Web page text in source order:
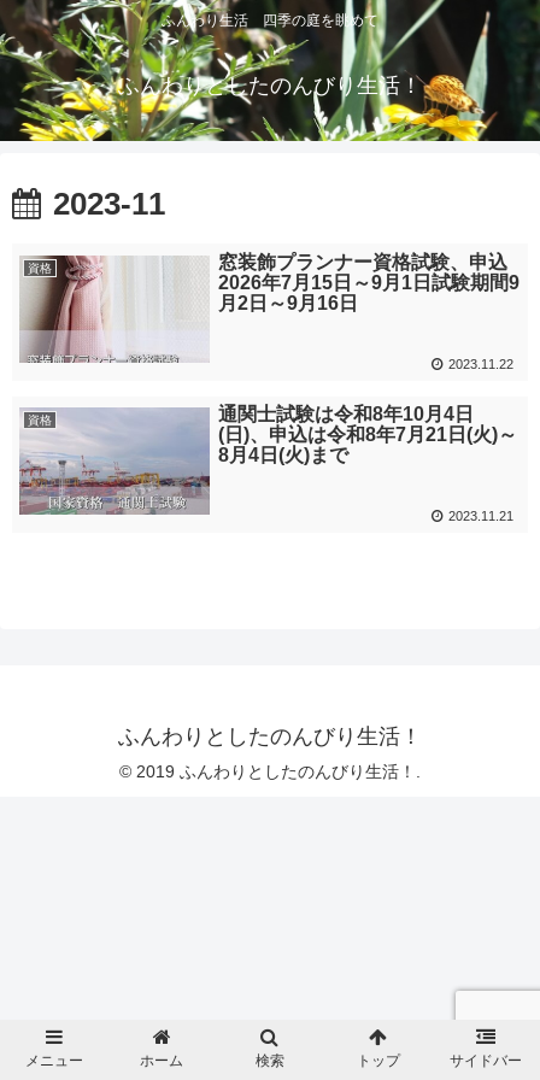
ふんわり生活 四季の庭を眺めて
ふんわりとしたのんびり生活！
2023-11
資格
窓装飾プランナー資格試験、申込
2026年7月15日～9月1日試験期間9
月2日～9月16日
2023.11.22
資格
通関士試験は令和8年10月4日
(日)、申込は令和8年7月21日(火)～
8月4日(火)まで
2023.11.21
ふんわりとしたのんびり生活！
© 2019 ふんわりとしたのんびり生活！.
メニュー ホーム 検索 トップ サイドバー